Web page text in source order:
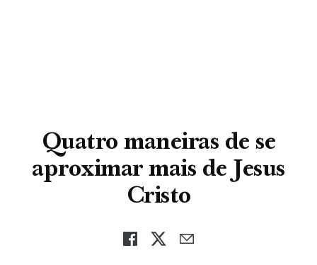
Quatro maneiras de se
aproximar mais de Jesus
Cristo